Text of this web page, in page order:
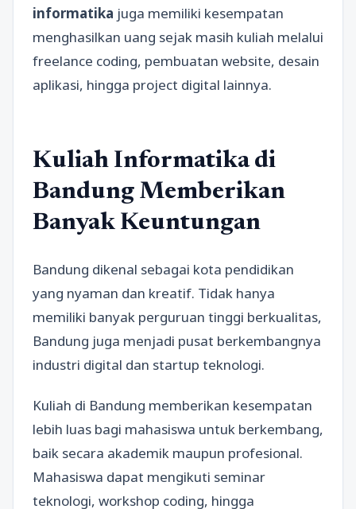
informatika juga memiliki kesempatan
menghasilkan uang sejak masih kuliah melalui
freelance coding, pembuatan website, desain
aplikasi, hingga project digital lainnya.
Kuliah Informatika di
Bandung Memberikan
Banyak Keuntungan
Bandung dikenal sebagai kota pendidikan
yang nyaman dan kreatif. Tidak hanya
memiliki banyak perguruan tinggi berkualitas,
Bandung juga menjadi pusat berkembangnya
industri digital dan startup teknologi.
Kuliah di Bandung memberikan kesempatan
lebih luas bagi mahasiswa untuk berkembang,
baik secara akademik maupun profesional.
Mahasiswa dapat mengikuti seminar
teknologi, workshop coding, hingga